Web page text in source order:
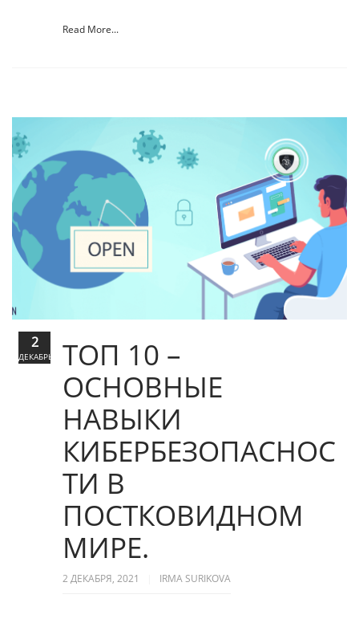
Read More...
ТОП 10 –
ОСНОВНЫЕ
НАВЫКИ
КИБЕРБЕЗОПАСНОС
ТИ В
ПОСТКОВИДНОМ
МИРЕ.
2 ДЕКАБРЯ, 2021 IRMA SURIKOVA
2
ДЕКАБРЬ